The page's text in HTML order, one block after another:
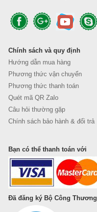
Chính sách và quy định
Hướng dẫn mua hàng
Phương thức vận chuyển
Phương thức thanh toán
Quét mã QR Zalo
Câu hỏi thường gặp
Chính sách bảo hành & đổi trả
Bạn có thể thanh toán với
Đã đăng ký Bộ Công Thương